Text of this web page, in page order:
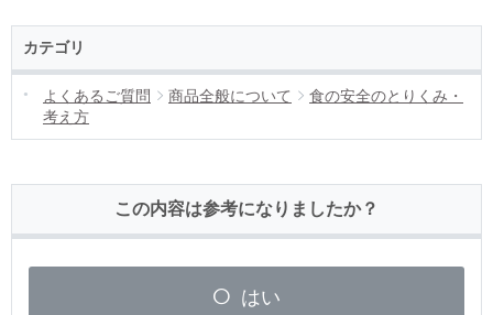
カテゴリ
よくあるご質問 商品全般について
食の安全のとりくみ・
考え方
この内容は参考になりましたか？
はい